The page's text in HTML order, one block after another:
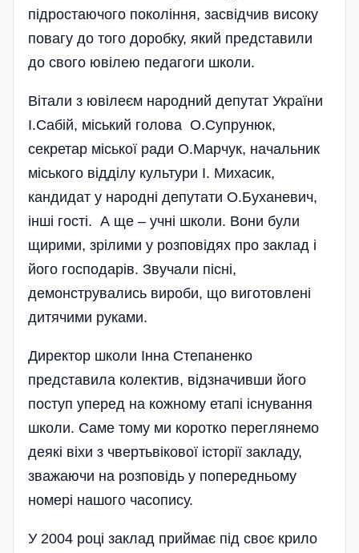
підростаючого покоління, засвідчив високу
повагу до того доробку, який представили
до свого­ ювілею педагоги школи.
Вітали з ювілеєм народний депутат України
І.Сабій, міський голова О.Супрунюк,
секретар місь­кої ради О.Ма­р­чук, начальник
міського відді­лу культури І. Михасик,
кандидат у народні депутати О.Буханевич,
інші гості. А ще – учні школи. Вони були
щирими, зрілими у розповідях про заклад і
його господарів. Звучали пісні,
демонструвались вироби, що виготовлені
дитячими руками.
Директор школи Інна Степаненко
представила колектив, відзначивши його
поступ уперед на кожному етапі існування
школи. Саме тому ми коротко переглянемо
деякі віхи з чвертьвікової історії закладу,
зважаючи на розповідь у попередньому
номері нашого часопису.
У 2004 році заклад приймає під своє крило